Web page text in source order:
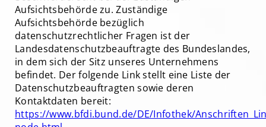
Aufsichtsbehörde zu. Zuständige
Aufsichtsbehörde bezüglich
datenschutzrechtlicher Fragen ist der
Landesdatenschutzbeauftragte des Bundeslandes,
in dem sich der Sitz unseres Unternehmens
befindet. Der folgende Link stellt eine Liste der
Datenschutzbeauftragten sowie deren
Kontaktdaten bereit:
https://www.bfdi.bund.de/DE/Infothek/